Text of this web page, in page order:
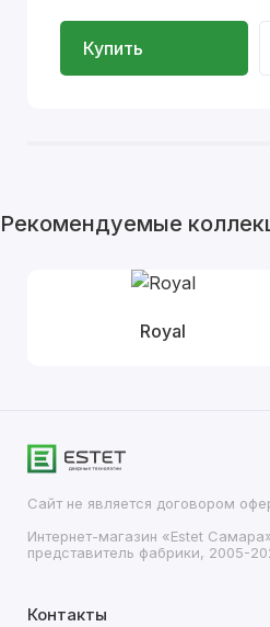
Купить
Рекомендуемые
Royal
Сайт не является договором
Интернет-магазин «Estet
представитель фабрики, 2005-
Контакты